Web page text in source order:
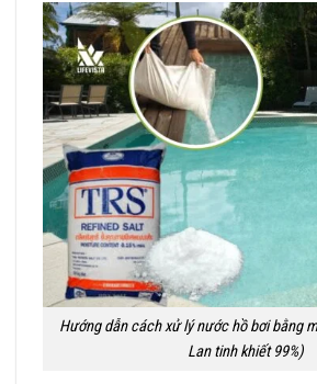
Hướng dẫn cách xử lý nước hồ bơi bằng
Lan tinh khiết 99%)